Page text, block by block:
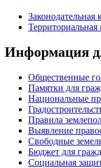
Законодательная
Территориальная
Информация
Общественные
Памятки для
Национальные
Правила
Выявление
Свободные
Бюджет для
Социальная